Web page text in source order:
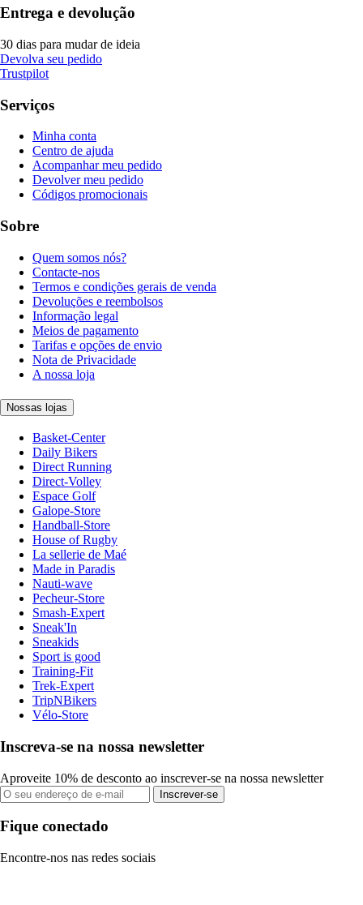
Entrega e devolução
30 dias para mudar de ideia
Devolva seu pedido
Trustpilot
Serviços
Minha conta
Centro de ajuda
Acompanhar meu pedido
Devolver meu pedido
Códigos promocionais
Sobre
Quem somos nós?
Contacte-nos
Termos e condições gerais de venda
Devoluções e reembolsos
Informação legal
Meios de pagamento
Tarifas e opções de envio
Nota de Privacidade
A nossa loja
Nossas lojas
Basket-Center
Daily Bikers
Direct Running
Direct-Volley
Espace Golf
Galope-Store
Handball-Store
House of Rugby
La sellerie de Maé
Made in Paradis
Nauti-wave
Pecheur-Store
Smash-Expert
Sneak'In
Sneakids
Sport is good
Training-Fit
Trek-Expert
TripNBikers
Vélo-Store
Inscreva-se na nossa newsletter
Aproveite 10% de desconto ao inscrever-se na nossa newsletter
Inscrever-se
Fique conectado
Encontre-nos nas redes sociais